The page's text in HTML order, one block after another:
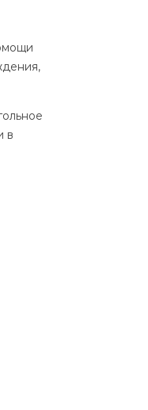
в